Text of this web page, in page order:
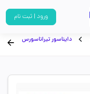
ورود | ثبت نام
دایناسور تیراناسورس